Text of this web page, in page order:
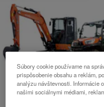
Súbory cookie používame na
prispôsobenie obsahu a reklám,
analýzu návštevnosti. Informácie
našimi sociálnymi médiami,